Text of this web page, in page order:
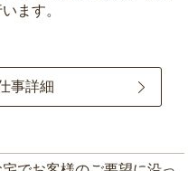
ます。
事詳細